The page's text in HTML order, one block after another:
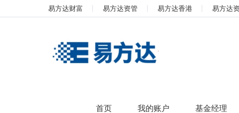
易方达财富 易方达资管 易方达香港 易方达
首页 我的账户 基金经理